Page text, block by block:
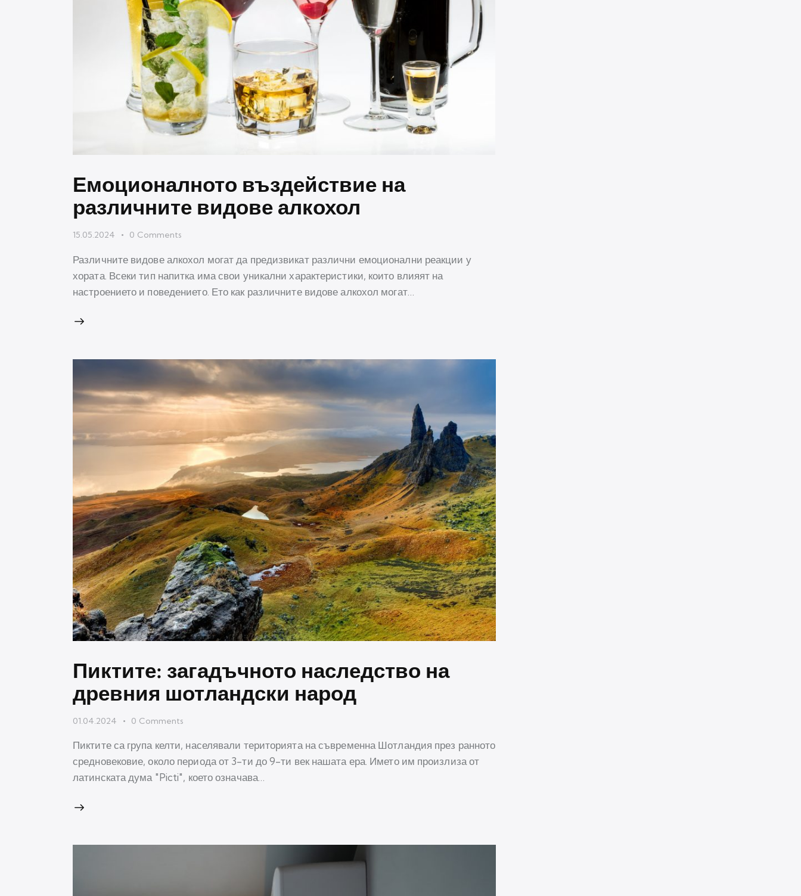
Емоционалното въздействие на
различните видове алкохол
15.05.2024 0 Comments
Различните видове алкохол могат да предизвикат различни емоционални реакции у
хората. Всеки тип напитка има свои уникални характеристики, които влияят на
настроението и поведението. Ето как различните видове алкохол могат…
Пиктите: загадъчното наследство на
древния шотландски народ
01.04.2024 0 Comments
Пиктите са група келти, населявали територията на съвременна Шотландия през ранното
средновековие, около периода от 3-ти до 9-ти век нашата ера. Името им произлиза от
латинската дума "Picti", което означава…